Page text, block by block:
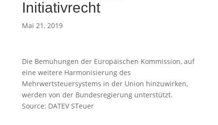
Initiativrecht
Mai 21, 2019
Die Bemühungen der Europäischen Kommission, auf
eine weitere Harmonisierung des
Mehrwertsteuersystems in der Union hinzuwirken,
werden von der Bundesregierung unterstützt.
Source: DATEV STeuer